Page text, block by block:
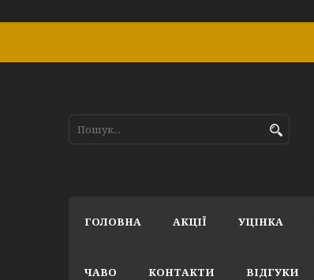
ГОЛОВНА АКЦІЇ УЦІНКА
ЧАВО КОНТАКТИ ВІДГУКИ